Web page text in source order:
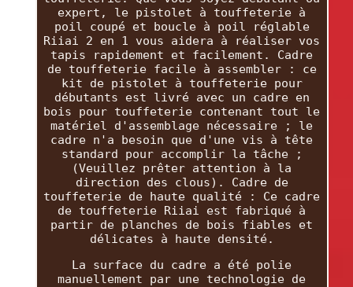
expert, le pistolet à touffeterie à
poil coupé et boucle à poil réglable
Riiai 2 en 1 vous aidera à réaliser vos
tapis rapidement et facilement. Cadre
de touffeterie facile à assembler : ce
kit de pistolet à touffeterie pour
débutants est livré avec un cadre en
bois pour touffeterie contenant tout le
matériel d'assemblage nécessaire ; le
cadre n'a besoin que d'une vis à tête
standard pour accomplir la tâche ;
(Veuillez prêter attention à la
direction des clous). Cadre de
touffeterie de haute qualité : Ce cadre
de touffeterie Riiai est fabriqué à
partir de planches de bois fiables et
délicates à haute densité.
La surface du cadre a été polie
manuellement par une technologie de